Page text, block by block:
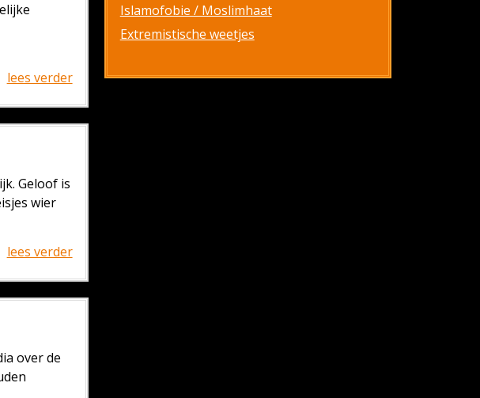
lees verder
Geloof is
wier
lees verder
over de
Islamofobie / Moslimhaat
Extremistische weetjes